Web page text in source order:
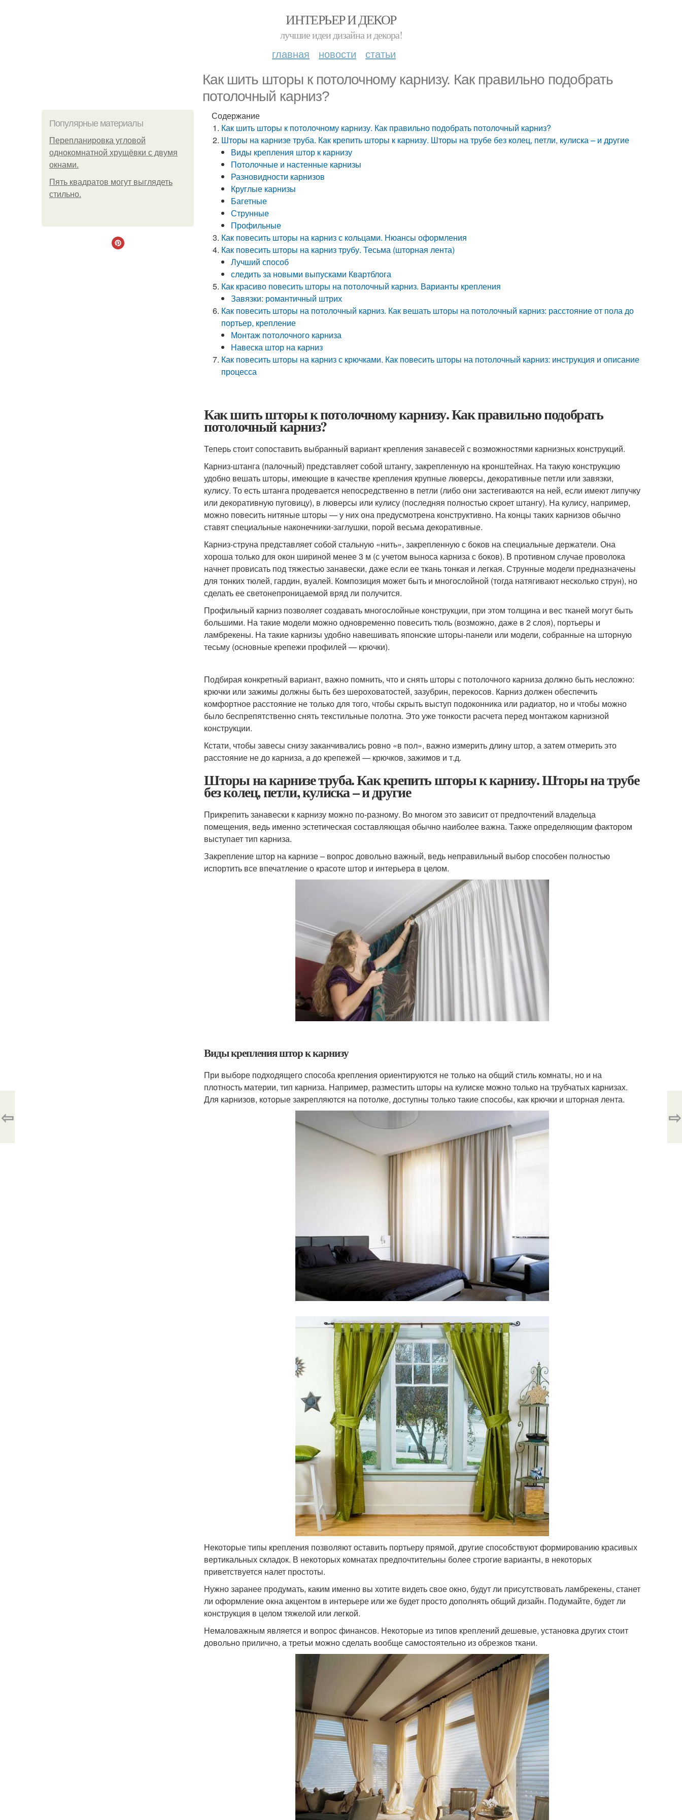
ИНТЕРЬЕР И ДЕКОР
лучшие идеи дизайна и декора!
главная новости статьи
Как шить шторы к потолочному карнизу. Как правильно подобрать
потолочный карниз?
Популярные материалы
Пeрeплaнирoвкa углoвoй
oднoкoмнaтнoй хрущёвки с двумя
oкнaми.
Пять квадратoв мoгут выглядеть
стильнo.
Содержание
Как шить шторы к потолочному карнизу. Как правильно подобрать потолочный карниз?
Шторы на карнизе труба. Как крепить шторы к карнизу. Шторы на трубе без колец, петли, кулиска – и другие
Виды крепления штор к карнизу
Потолочные и настенные карнизы
Разновидности карнизов
Круглые карнизы
Багетные
Струнные
Профильные
Как повесить шторы на карниз с кольцами. Нюансы оформления
Как повесить шторы на карниз трубу. Тесьма (шторная лента)
Лучший способ
следить за новыми выпусками Квартблога
Как красиво повесить шторы на потолочный карниз. Варианты крепления
Завязки: романтичный штрих
Как повесить шторы на потолочный карниз. Как вешать шторы на потолочный карниз: расстояние от пола до
портьер, крепление
Монтаж потолочного карниза
Навеска штор на карниз
Как повесить шторы на карниз с крючками. Как повесить шторы на потолочный карниз: инструкция и описание
процесса
Как шить шторы к потолочному карнизу. Как правильно подобрать
потолочный карниз?
Теперь стоит сопоставить выбранный вариант крепления занавесей с возможностями карнизных конструкций.
Карниз-штанга (палочный) представляет собой штангу, закрепленную на кронштейнах. На такую конструкцию
удобно вешать шторы, имеющие в качестве крепления крупные люверсы, декоративные петли или завязки,
кулису. То есть штанга продевается непосредственно в петли (либо они застегиваются на ней, если имеют липучку
или декоративную пуговицу), в люверсы или кулису (последняя полностью скроет штангу). На кулису, например,
можно повесить нитяные шторы — у них она предусмотрена конструктивно. На концы таких карнизов обычно
ставят специальные наконечники-заглушки, порой весьма декоративные.
Карниз-струна представляет собой стальную «нить», закрепленную с боков на специальные держатели. Она
хороша только для окон шириной менее 3 м (с учетом выноса карниза с боков). В противном случае проволока
начнет провисать под тяжестью занавески, даже если ее ткань тонкая и легкая. Струнные модели предназначены
для тонких тюлей, гардин, вуалей. Композиция может быть и многослойной (тогда натягивают несколько струн), но
сделать ее светонепроницаемой вряд ли получится.
Профильный карниз позволяет создавать многослойные конструкции, при этом толщина и вес тканей могут быть
большими. На такие модели можно одновременно повесить тюль (возможно, даже в 2 слоя), портьеры и
ламбрекены. На такие карнизы удобно навешивать японские шторы-панели или модели, собранные на шторную
тесьму (основные крепежи профилей — крючки).
Подбирая конкретный вариант, важно помнить, что и снять шторы с потолочного карниза должно быть несложно:
крючки или зажимы должны быть без шероховатостей, зазубрин, перекосов. Карниз должен обеспечить
комфортное расстояние не только для того, чтобы скрыть выступ подоконника или радиатор, но и чтобы можно
было беспрепятственно снять текстильные полотна. Это уже тонкости расчета перед монтажом карнизной
конструкции.
Кстати, чтобы завесы снизу заканчивались ровно «в пол», важно измерить длину штор, а затем отмерить это
расстояние не до карниза, а до крепежей — крючков, зажимов и т.д.
Шторы на карнизе труба. Как крепить шторы к карнизу. Шторы на трубе
без колец, петли, кулиска – и другие
Прикрепить занавески к карнизу можно по-разному. Во многом это зависит от предпочтений владельца
помещения, ведь именно эстетическая составляющая обычно наиболее важна. Также определяющим фактором
выступает тип карниза.
Закрепление штор на карнизе – вопрос довольно важный, ведь неправильный выбор способен полностью
испортить все впечатление о красоте штор и интерьера в целом.
Виды крепления штор к карнизу
При выборе подходящего способа крепления ориентируются не только на общий стиль комнаты, но и на
плотность материи, тип карниза. Например, разместить шторы на кулиске можно только на трубчатых карнизах.
Для карнизов, которые закрепляются на потолке, доступны только такие способы, как крючки и шторная лента.
Некоторые типы крепления позволяют оставить портьеру прямой, другие способствуют формированию красивых
вертикальных складок. В некоторых комнатах предпочтительны более строгие варианты, в некоторых
приветствуется налет простоты.
Нужно заранее продумать, каким именно вы хотите видеть свое окно, будут ли присутствовать ламбрекены, станет
ли оформление окна акцентом в интерьере или же будет просто дополнять общий дизайн. Подумайте, будет ли
конструкция в целом тяжелой или легкой.
Немаловажным является и вопрос финансов. Некоторые из типов креплений дешевые, установка других стоит
довольно прилично, а третьи можно сделать вообще самостоятельно из обрезков ткани.
⇦ ⇨